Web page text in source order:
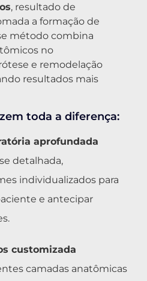
, resultado de
a formação de
método combina
no
e remodelação
resultados mais
toda a diferença:
aprofundada
detalhada,
individualizados para
e antecipar
customizada
camadas anatômicas